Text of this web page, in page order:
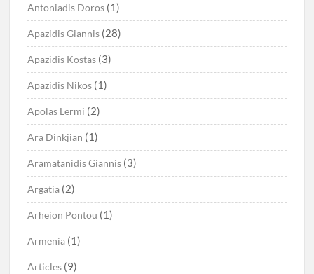
Antoniadis Doros (1)
Apazidis Giannis (28)
Apazidis Kostas (3)
Apazidis Nikos (1)
Apolas Lermi (2)
Ara Dinkjian (1)
Aramatanidis Giannis (3)
Argatia (2)
Arheion Pontou (1)
Armenia (1)
Articles (9)